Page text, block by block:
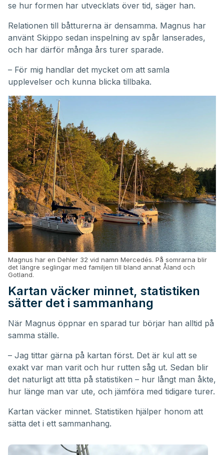
se hur formen har utvecklats över tid, säger han.
Relationen till båtturerna är densamma. Magnus har
använt Skippo sedan inspelning av spår lanserades,
och har därför många års turer sparade.
– För mig handlar det mycket om att samla
upplevelser och kunna blicka tillbaka.
Magnus har en Dehler 32 vid namn Mercedés. På somrarna blir
det längre seglingar med familjen till bland annat Åland och
Gotland.
Kartan väcker minnet, statistiken
sätter det i sammanhang
När Magnus öppnar en sparad tur börjar han alltid på
samma ställe.
– Jag tittar gärna på kartan först. Det är kul att se
exakt var man varit och hur rutten såg ut. Sedan blir
det naturligt att titta på statistiken – hur långt man åkte,
hur länge man var ute, och jämföra med tidigare turer.
Kartan väcker minnet. Statistiken hjälper honom att
sätta det i ett sammanhang.